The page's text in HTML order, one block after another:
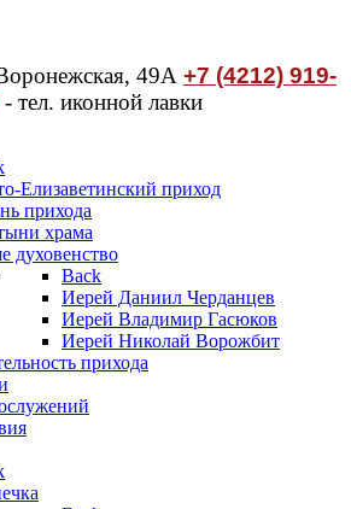
49А +7 (4212) 919-
- тел. иконной лавки
Елизаветинский приход
прихода
храма
духовенство
Back
Иерей Даниил Черданцев
Иерей Владимир Гасюков
Иерей Николай Ворожбит
прихода